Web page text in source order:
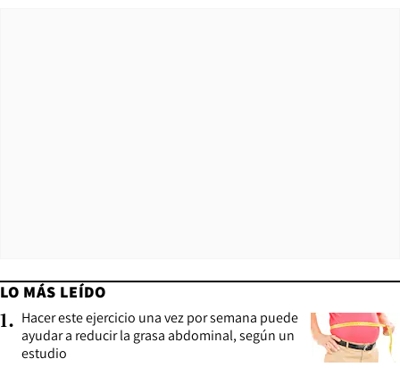
LO MÁS LEÍDO
1. Hacer este ejercicio una vez por semana puede
ayudar a reducir la grasa abdominal, según un
estudio